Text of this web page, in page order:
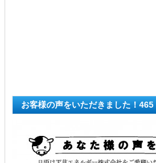
お客様の声をいただきました！465